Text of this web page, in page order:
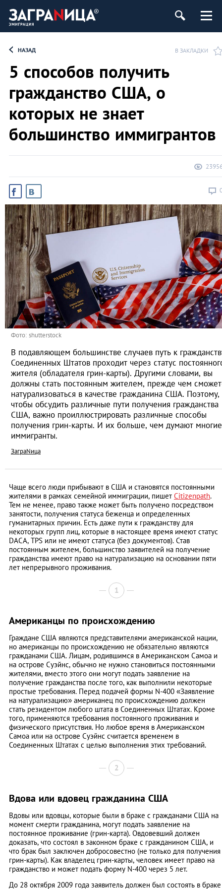
НАЗАД В ЗАКЛАДКИ
5 способов получить
гражданство США, о
которых не знает
большинство иммигрантов
Фото: shutterstock
В подавляющем большинстве случаев путь к
Соединенных Штатов проходит через статус
жителя (обладателя грин-карты). Другими словами, вы
должны стать постоянным жителем, прежде чем
натурализоваться в качестве гражданина США. Поэтому,
чтобы обсудить различные пути получения гражданства
США, важно проиллюстрировать различные способы
получения грин-карты. И их больше, чем думают многие
иммигранты.
ЗаграNица
Чаще всего люди прибывают в США и становятся постоянными
жителями в рамках семейной иммиграции, пишет Citizenpath.
Тем не менее, право также может быть получено посредством
занятости, получения статуса беженца и определенных
гуманитарных причин. Есть даже пути к гражданству для
некоторых групп лиц, которые в настоящее время имеют статус
DACA, TPS или не имеют статуса (без документов). Став
постоянным жителем, большинство заявителей на получение
гражданства имеют право на натурализацию на основании пяти
лет непрерывного проживания.
1
Американцы по происхождению
Граждане США являются представителями американской нации,
но американцы по происхождению не обязательно являются
гражданами США. Лицам, родившимся в Американском Самоа и
на острове Суэйнс, обычно не нужно становиться постоянными
жителями, вместо этого они могут подать заявление на
получение гражданства после того, как выполнили некоторые
простые требования. Перед подачей формы N-400 «Заявление
на натурализацию» американец по происхождению должен
стать резидентом любого штата в Соединенных Штатах. Кроме
того, применяются требования постоянного проживания и
физического присутствия. Но любое время в Американском
Самоа или на острове Суэйнс считается временем в
Соединенных Штатах с целью выполнения этих требований.
2
Вдова или вдовец гражданина США
Вдовы или вдовцы, которые были в браке с гражданами США на
момент смерти гражданина, могут подать заявление на
постоянное проживание (грин-карта). Овдовевший должен
доказать, что состоял в законном браке с гражданином США, и
что брак был заключен добросовестно (не только для получения
грин-карты). Как владелец грин-карты, человек имеет право на
гражданство и может подать форму N-400 через 5 лет.
До 28 октября 2009 года заявитель должен был состоять в браке